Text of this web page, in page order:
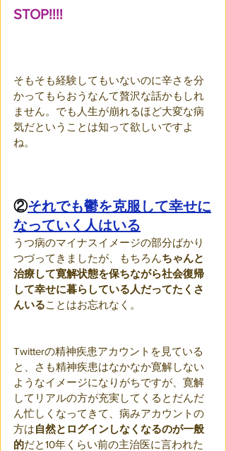
STOP!!!!
そもそも経験してもいないのに辛さを分
かってもらおうなんて贅沢な話かもしれ
ません。でも人生が崩れるほど大変な病
気だということは知って欲しいですよ
ね。
②それでも鬱を克服して幸せに
なっていく人はいる
うつ病のマイナスイメージの部分ばかり
つづってきましたが、もちろんちゃんと
治療して寛解状態を保ちながら社会復帰
して幸せに暮らしている人だってたくさ
んいることはお忘れなく。
Twitterの精神疾患アカウントを見ている
と、さも精神疾患はなかなか寛解しない
ようなイメージになりがちですが、寛解
してリアルの方が充実してくるとだんだ
ん忙しくなってきて、病みアカウントの
方は自然とログインしなくなるのが一般
的だと10年くらい前の主治医に言われた